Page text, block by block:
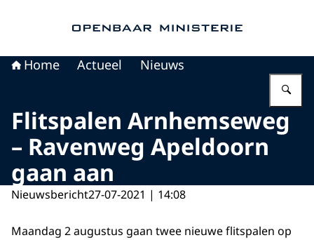
Home Actueel Nieuws
Flitspalen Arnhemseweg
– Ravenweg Apeldoorn
gaan aan
Nieuwsbericht27-07-2021 | 14:08
Maandag 2 augustus gaan twee nieuwe flitspalen op